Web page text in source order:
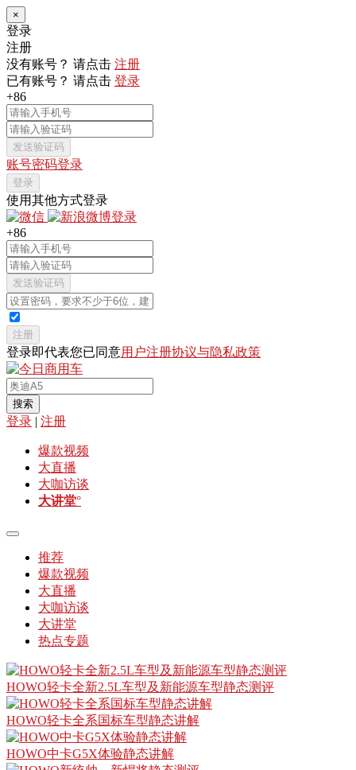
×
登录
注册
没有账号？ 请点击 注册
已有账号？ 请点击 登录
+86
发送验证码
账号密码登录
登录
使用其他方式登录
+86
发送验证码
注册
登录即代表您已同意用户注册协议与隐私政策
搜索
登录 | 注册
爆款视频
大直播
大咖访谈
大讲堂°
推荐
爆款视频
大直播
大咖访谈
大讲堂
热点专题
HOWO轻卡全新2.5L车型及新能源车型静态测评
HOWO轻卡全系国标车型静态讲解
HOWO中卡G5X体验静态讲解